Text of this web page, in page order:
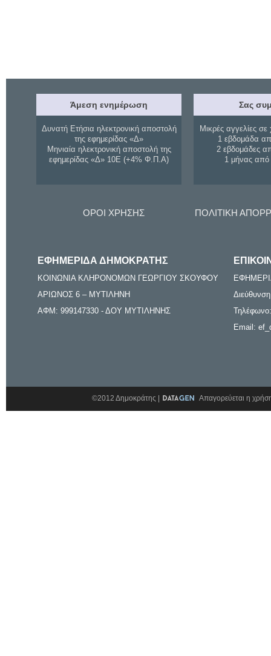
Άμεση ενημέρωση
Δυνατή Ετήσια ηλεκτρονική αποστολή
της εφημερίδας «Δ»
Μηνιαία ηλεκτρονική αποστολή της
εφημερίδας «Δ» 10Ε (+4% Φ.Π.Α)
Σας
Μικρές αγγελίες σε
1 εβδομάδα
2 εβδομάδες
1 μήνας
ΟΡΟΙ ΧΡΗΣΗΣ ΠΟΛΙΤΙΚΗ
ΕΦΗΜΕΡΙΔΑ ΔΗΜΟΚΡΑΤΗΣ
ΚΟΙΝΩΝΙΑ ΚΛΗΡΟΝΟΜΩΝ ΓΕΩΡΓΙΟΥ ΣΚΟΥΦΟΥ
ΑΡΙΩΝΟΣ 6 – ΜΥΤΙΛΗΝΗ
ΑΦΜ: 999147330 - ΔΟΥ ΜΥΤΙΛΗΝΗΣ
Email:
©2012 Δημοκράτης | Απαγορεύεται η